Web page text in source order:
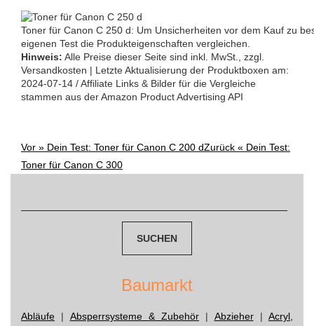
Toner für Canon C 250 d: Um Unsicherheiten vor dem Kauf zu
eigenen Test die Produkteigenschaften vergleichen.
Hinweis: Alle Preise dieser Seite sind inkl. MwSt., zzgl.
Versandkosten | Letzte Aktualisierung der Produktboxen am:
2024-07-14 / Affiliate Links & Bilder für die Vergleiche
stammen aus der Amazon Product Advertising API
Post
Vor » Dein Test: Toner für Canon C 200 dZurück « Dein Test:
Toner für Canon C 300
Baumarkt
Abläufe | Absperrsysteme & Zubehör | Abzieher| Acryl,